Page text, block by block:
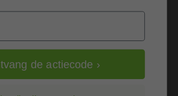
de actiecode ›